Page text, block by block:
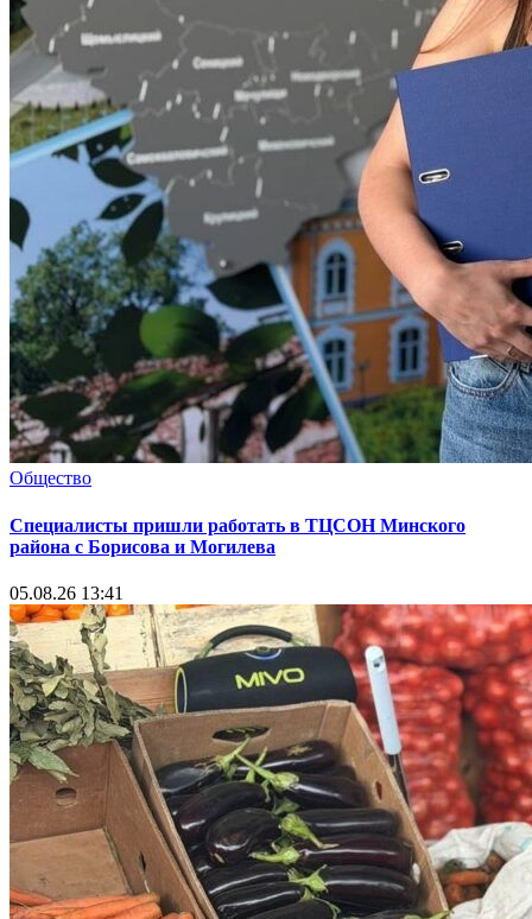
Общество
Специалисты пришли работать в ТЦСОН Минского
района с Борисова и Могилева
05.08.26 13:41